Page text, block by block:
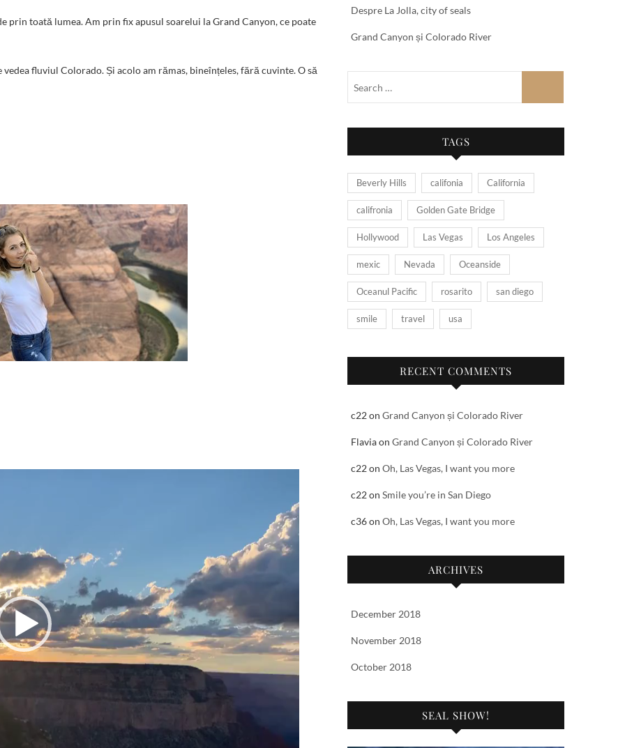
prin toată lumea. Am prin fix apusul soarelui la Grand Canyon, ce poate
fluviul Colorado. Și acolo am rămas, bineînțeles, fără cuvinte. O să
Despre La Jolla, city of seals
Grand Canyon și Colorado River
TAGS
Beverly Hills califonia California
califronia Golden Gate Bridge
Hollywood Las Vegas Los Angeles
mexic Nevada Oceanside
Oceanul Pacific rosarito san diego
smile travel usa
RECENT COMMENTS
c22on Grand Canyon și Colorado River
Flaviaon Grand Canyon și Colorado River
c22on Oh, Las Vegas, I want you more
c22on Smile you’re in San Diego
c36on Oh, Las Vegas, I want you more
ARCHIVES
December 2018
November 2018
October 2018
SEAL SHOW!